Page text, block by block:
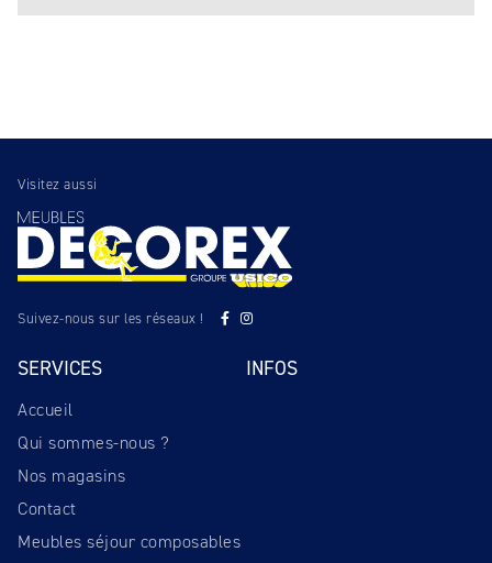
Visitez aussi
Suivez-nous sur les réseaux !
SERVICES
Accueil
Qui sommes-nous ?
Nos magasins
Contact
Meubles séjour composables
INFOS